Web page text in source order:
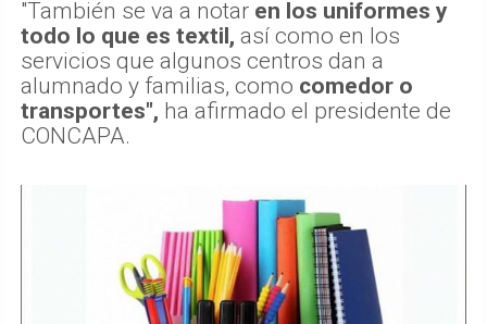
"También se va a notar en los uniformes y
todo lo que es textil, así como en los
servicios que algunos centros dan a
alumnado y familias, como comedor o
transportes", ha afirmado el presidente de
CONCAPA.